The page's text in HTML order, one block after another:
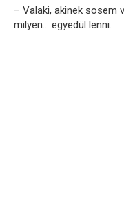
– Valaki, akinek sosem
milyen… egyedül lenni.